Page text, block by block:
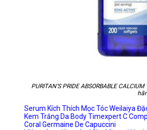
PURITAN’S PRIDE ABSORBABLE
Serum Kích Thích Mọc Tóc Weilaiya
Kem Trắng Da Body Timexpert C
Coral Germaine De Capuccini